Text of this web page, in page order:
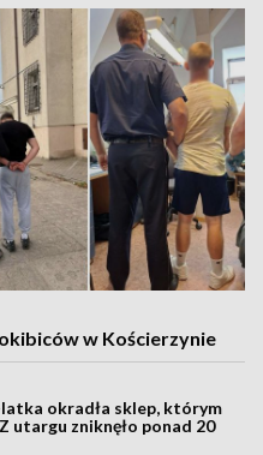
w Kościerzynie
okradła sklep, którym
utargu zniknęło ponad 20